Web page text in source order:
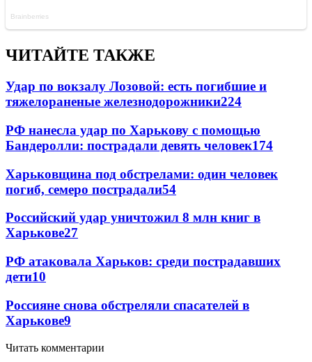
ЧИТАЙТЕ ТАКЖЕ
Удар по вокзалу Лозовой: есть погибшие и
тяжелораненые железнодорожники224
РФ нанесла удар по Харькову с помощью
Бандеролли: пострадали девять человек174
Харьковщина под обстрелами: один человек
погиб, семеро пострадали54
Российский удар уничтожил 8 млн книг в
Харькове27
РФ атаковала Харьков: среди пострадавших
дети10
Россияне снова обстреляли спасателей в
Харькове9
Читать комментарии